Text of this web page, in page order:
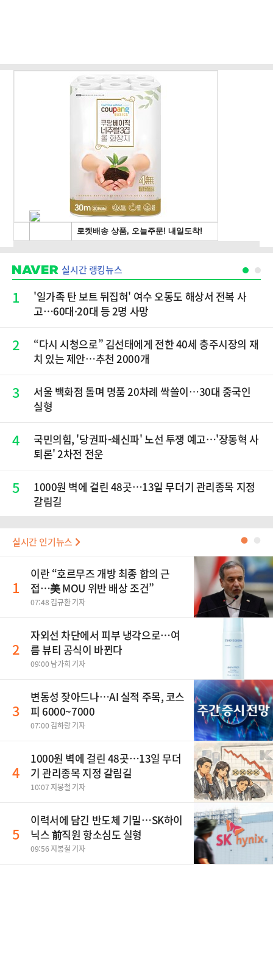
실시간 랭킹뉴스
1
'일가족 탄 보트 뒤집혀' 여수 오동도 해상서 전복 사
고…60대·20대 등 2명 사망
2
“다시 시청으로” 김선태에게 전한 40세 충주시장의 재
치 있는 제안…추천 2000개
3
서울 백화점 돌며 명품 20차례 싹쓸이…30대 중국인
실형
4
국민의힘, '당권파-쇄신파' 노선 투쟁 예고…'장동혁 사
퇴론' 2차전 전운
5
1000원 벽에 걸린 48곳…13일 무더기 관리종목 지정
갈림길
실시간 인기뉴스 ●
1
이란 “호르무즈 개방 최종 합의 근
접…美 MOU 위반 배상 조건”
07:48 김규환 기자
2
자외선 차단에서 피부 냉각으로…여
름 뷰티 공식이 바뀐다
09:00 남가희 기자
3
변동성 잦아드나…AI 실적 주목, 코스
피 6000~7000
07:00 김하랑 기자
4
1000원 벽에 걸린 48곳…13일 무더
기 관리종목 지정 갈림길
10:07 지봉철 기자
5
이력서에 담긴 반도체 기밀…SK하이
닉스 前직원 항소심도 실형
09:56 지봉철 기자